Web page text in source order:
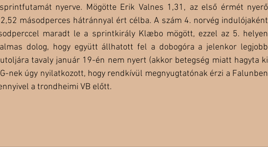
nyerve. Mögötte Erik Valnes 1,31, az első érmét nyerő
másodperces hátránnyal ért célba. A szám 4. norvég indulójaként
maradt le a sprintkirály Klæbo mögött, ezzel az 5. helyen
dolog, hogy együtt állhatott fel a dobogóra a jelenkor legjobb
tavaly január 19-én nem nyert (akkor betegség miatt hagyta ki
nek úgy nyilatkozott, hogy rendkívül megnyugtatónak érzi a Falunben
a trondheimi VB előtt.